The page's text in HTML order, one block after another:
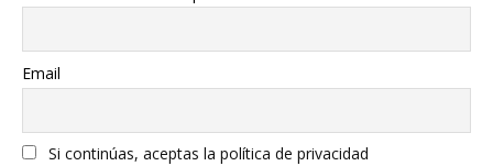
Email
Si continúas, aceptas la política de privacidad